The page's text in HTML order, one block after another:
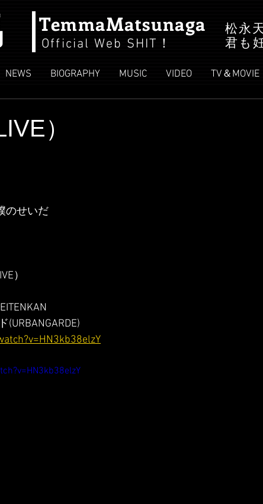
TemmaMatsunaga
Official Web SHIT ！
松永
君も
NEWS BIOGRAPHY MUSIC VIDEO TV＆MOVIE
）
のせいだ
）